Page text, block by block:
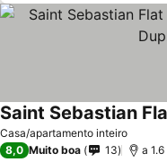
Casa/apartamento inteiro
Ver preços
8,0 Muito boa 13 a